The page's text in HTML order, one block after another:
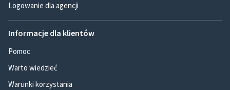
Logowanie dla agencji
Informacje dla klientów
Pomoc
Warto wiedzieć
Warunki korzystania